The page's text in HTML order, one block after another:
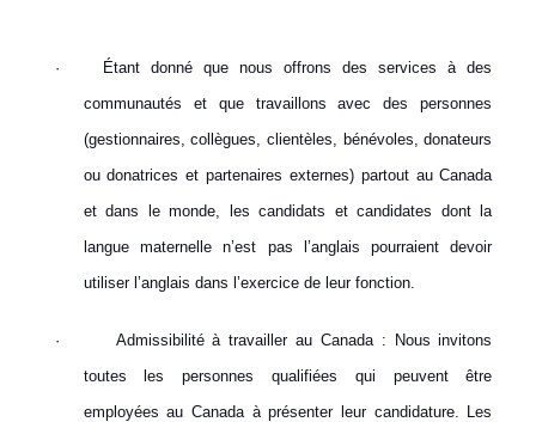
·
Étant donné que nous offrons des services à des
communautés et que travaillons avec des personnes
(gestionnaires, collègues, clientèles, bénévoles, donateurs
ou donatrices et partenaires externes) partout au Canada
et dans le monde, les candidats et candidates dont la
langue maternelle n’est pas l’anglais pourraient devoir
utiliser l’anglais dans l’exercice de leur fonction.
·
Admissibilité à travailler au Canada : Nous invitons
toutes les personnes qualifiées qui peuvent être
employées au Canada à présenter leur candidature. Les